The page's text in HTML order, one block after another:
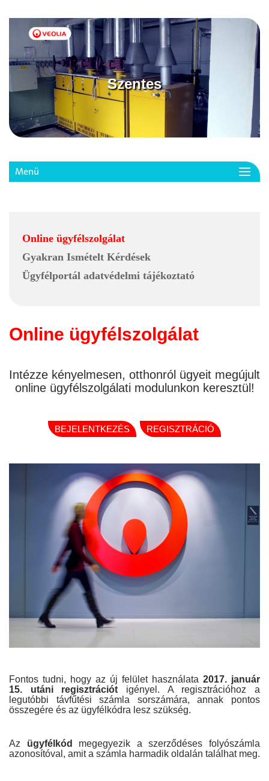
Szentes
Menü
Online ügyfélszolgálat
Gyakran Ismételt Kérdések
Ügyfélportál adatvédelmi tájékoztató
Online ügyfélszolgálat
Intézze kényelmesen, otthonról ügyeit megújult
online ügyfélszolgálati modulunkon keresztül!
BEJELENTKEZÉS REGISZTRÁCIÓ
Fontos tudni, hogy az új felület használata 2017. január
15. utáni regisztrációt igényel. A regisztrációhoz a
legutóbbi távfűtési számla sorszámára, annak pontos
összegére és az ügyfélkódra lesz szükség.
Az ügyfélkód
megegyezik a szerződéses folyószámla
azonosítóval, amit a számla harmadik oldalán találhat meg.